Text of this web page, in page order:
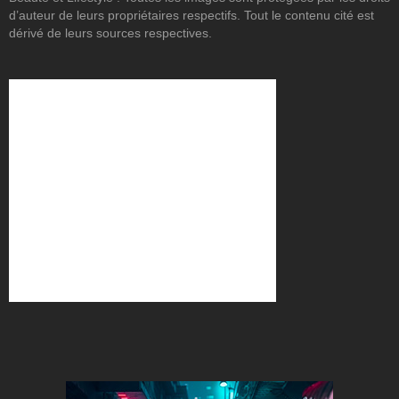
d’auteur de leurs propriétaires respectifs. Tout le contenu cité est
dérivé de leurs sources respectives.